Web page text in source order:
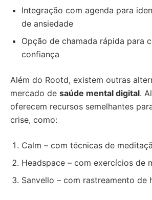
Integração com agenda para
de ansiedade
Opção de chamada rápida para
confiança
Além do Rootd, existem outras
mercado de saúde mental digital.
oferecem recursos semelhantes
crise, como:
Calm – com técnicas de
Headspace – com exercícios de
Sanvello – com rastreamento de